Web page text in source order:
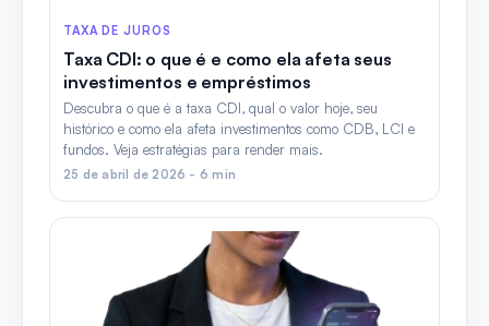
TAXA DE JUROS
Taxa CDI: o que é e como ela afeta seus
investimentos e empréstimos
Descubra o que é a taxa CDI, qual o valor hoje, seu
histórico e como ela afeta investimentos como CDB, LCI e
fundos. Veja estratégias para render mais.
25 de abril de 2026 - 6 min